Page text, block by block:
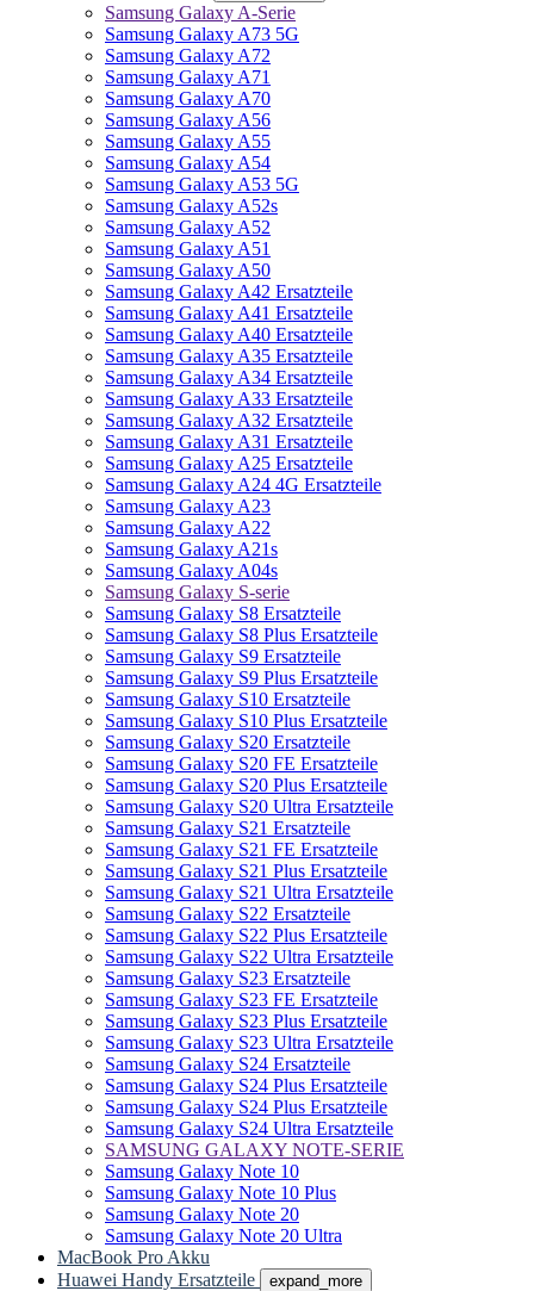
Samsung Galaxy A-Serie
Samsung Galaxy A73 5G
Samsung Galaxy A72
Samsung Galaxy A71
Samsung Galaxy A70
Samsung Galaxy A56
Samsung Galaxy A55
Samsung Galaxy A54
Samsung Galaxy A53 5G
Samsung Galaxy A52s
Samsung Galaxy A52
Samsung Galaxy A51
Samsung Galaxy A50
Samsung Galaxy A42 Ersatzteile
Samsung Galaxy A41 Ersatzteile
Samsung Galaxy A40 Ersatzteile
Samsung Galaxy A35 Ersatzteile
Samsung Galaxy A34 Ersatzteile
Samsung Galaxy A33 Ersatzteile
Samsung Galaxy A32 Ersatzteile
Samsung Galaxy A31 Ersatzteile
Samsung Galaxy A25 Ersatzteile
Samsung Galaxy A24 4G Ersatzteile
Samsung Galaxy A23
Samsung Galaxy A22
Samsung Galaxy A21s
Samsung Galaxy A04s
Samsung Galaxy S-serie
Samsung Galaxy S8 Ersatzteile
Samsung Galaxy S8 Plus Ersatzteile
Samsung Galaxy S9 Ersatzteile
Samsung Galaxy S9 Plus Ersatzteile
Samsung Galaxy S10 Ersatzteile
Samsung Galaxy S10 Plus Ersatzteile
Samsung Galaxy S20 Ersatzteile
Samsung Galaxy S20 FE Ersatzteile
Samsung Galaxy S20 Plus Ersatzteile
Samsung Galaxy S20 Ultra Ersatzteile
Samsung Galaxy S21 Ersatzteile
Samsung Galaxy S21 FE Ersatzteile
Samsung Galaxy S21 Plus Ersatzteile
Samsung Galaxy S21 Ultra Ersatzteile
Samsung Galaxy S22 Ersatzteile
Samsung Galaxy S22 Plus Ersatzteile
Samsung Galaxy S22 Ultra Ersatzteile
Samsung Galaxy S23 Ersatzteile
Samsung Galaxy S23 FE Ersatzteile
Samsung Galaxy S23 Plus Ersatzteile
Samsung Galaxy S23 Ultra Ersatzteile
Samsung Galaxy S24 Ersatzteile
Samsung Galaxy S24 Plus Ersatzteile
Samsung Galaxy S24 Plus Ersatzteile
Samsung Galaxy S24 Ultra Ersatzteile
SAMSUNG GALAXY NOTE-SERIE
Samsung Galaxy Note 10
Samsung Galaxy Note 10 Plus
Samsung Galaxy Note 20
Samsung Galaxy Note 20 Ultra
MacBook Pro Akku
Huawei Handy Ersatzteile
expand_more